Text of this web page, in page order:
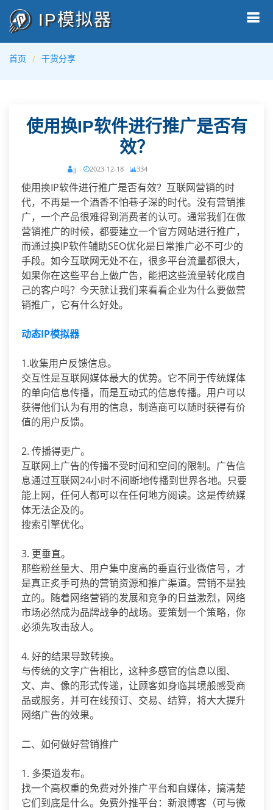
IP模拟器
首页 干货分享
使用换IP软件进行推广是否有
效？
jj 2023-12-18 334
使用换IP软件进行推广是否有效？互联网营销的时
代，不再是一个酒香不怕巷子深的时代。没有营销推
广，一个产品很难得到消费者的认可。通常我们在做
营销推广的时候，都要建立一个官方网站进行推广，
而通过换IP软件辅助SEO优化是日常推广必不可少的
手段。如今互联网无处不在，很多平台流量都很大，
如果你在这些平台上做广告，能把这些流量转化成自
己的客户吗？今天就让我们来看看企业为什么要做营
销推广，它有什么好处。
动态IP模拟器
1.收集用户反馈信息。
交互性是互联网媒体最大的优势。它不同于传统媒体
的单向信息传播，而是互动式的信息传播。用户可以
获得他们认为有用的信息，制造商可以随时获得有价
值的用户反馈。
2. 传播得更广。
互联网上广告的传播不受时间和空间的限制。广告信
息通过互联网24小时不间断地传播到世界各地。只要
能上网，任何人都可以在任何地方阅读。这是传统媒
体无法企及的。
搜索引擎优化。
3. 更垂直。
那些粉丝量大、用户集中度高的垂直行业微信号，才
是真正炙手可热的营销资源和推广渠道。营销不是独
立的。随着网络营销的发展和竞争的日益激烈，网络
市场必然成为品牌战争的战场。要策划一个策略，你
必须先攻击敌人。
4. 好的结果导致转换。
与传统的文字广告相比，这种多感官的信息以图、
文、声、像的形式传递，让顾客如身临其境般感受商
品或服务，并可在线预订、交易、结算，将大大提升
网络广告的效果。
二、如何做好营销推广
1. 多渠道发布。
找一个高权重的免费对外推广平台和自媒体，搞清楚
它们到底是什么。免费外推平台：新浪博客（可与微